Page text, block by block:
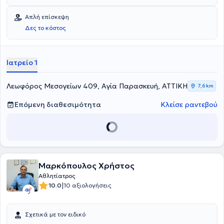
Τραυμάτων και Ελκών.
Απλή επίσκεψη
Δες το κόστος
Ιατρείο 1
Λεωφόρος Μεσογείων 409, Αγία Παρασκευή, ΑΤΤΙΚΗ 7,6 km
Επόμενη διαθεσιμότητα Κλείσε ραντεβού
Μαρκόπουλος Χρήστος
Αθλητίατρος
10.0|10 αξιολογήσεις
Σχετικά με τον ειδικό